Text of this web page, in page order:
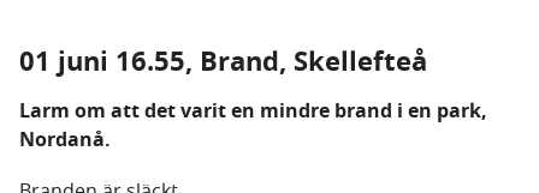
01 juni 16.55, Brand, Skellefteå
Larm om att det varit en mindre brand i en park,
Nordanå.